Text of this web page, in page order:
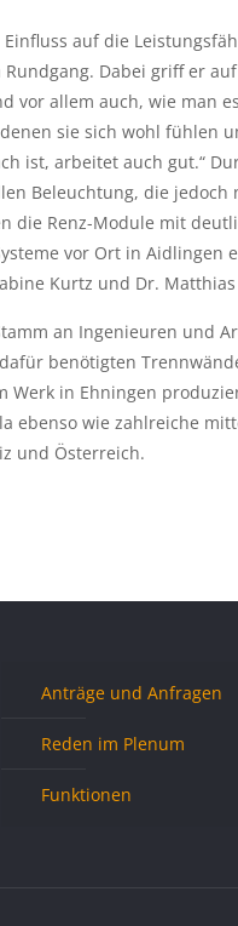
auf die
Dabei griff er
allem auch, wie man
sie sich wohl fühlen
ist, arbeitet auch gut.“
Beleuchtung, die jedoch
die Renz-Module mit
vor Ort in
Kurtz und Dr.
an Ingenieuren und
benötigten
Werk in Ehningen
ebenso wie zahlreiche
und Österreich.
Anträge und Anfragen
Reden im Plenum
Funktionen